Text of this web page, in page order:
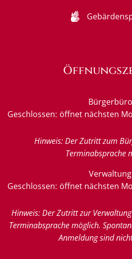
Klicken, um weitere Öffnungs-
Geschlossen: öffnet nächsten
Hinweis: Der Zutritt zum
Terminabsprache
Klicken, um weitere Öffnungs-
Geschlossen: öffnet nächsten
Hinweis: Der Zutritt zur
Terminabsprache möglich.
Anmeldung sind